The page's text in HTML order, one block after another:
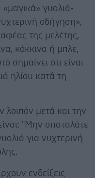
γυαλιά-
οδήγηση»,
της μελέτης,
κόκκινα ή μπλε,
σημαίνει ότι είναι
ηλίου κατά τη
μετά και την
"Μην σπαταλάτε
για νυχτερινή
ενδείξεις